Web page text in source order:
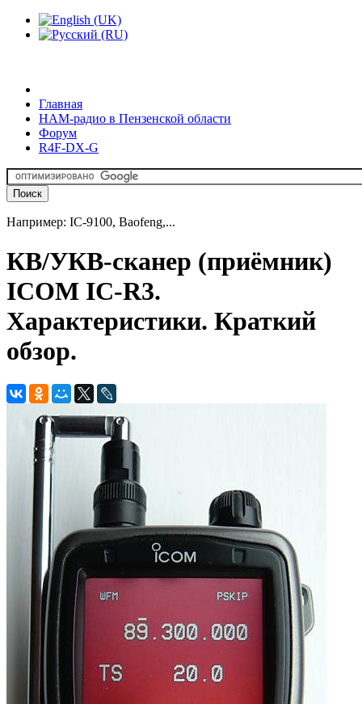
Главная
HAM-радио в Пензенской области
Форум
R4F-DX-G
Например: IC-9100, Baofeng,...
КВ/УКВ-сканер (приёмник)
ICOM IC-R3.
Характеристики. Краткий
обзор.